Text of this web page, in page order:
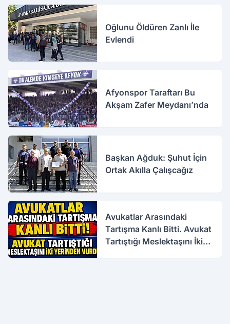
Oğlunu Öldüren Zanlı İle
Evlendi
Afyonspor Taraftarı Bu
Akşam Zafer Meydanı’nda
Başkan Ağduk: Şuhut İçin
Ortak Akılla Çalışcağız
Avukatlar Arasındaki
Tartışma Kanlı Bitti. Avukat
Tartıştığı Meslektaşını İki